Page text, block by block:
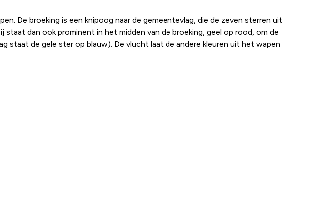
De broeking is een knipoog naar de gemeentevlag, die de zeven sterren uit
dan ook prominent in het midden van de broeking, geel op rood, om de
staat de gele ster op blauw). De vlucht laat de andere kleuren uit het wapen